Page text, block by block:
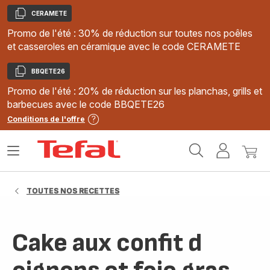
Copier
CERAMETE
Promo de l'été : 30% de réduction sur toutes nos poêles
et casseroles en céramique avec le code CERAMETE
Copier
BBQETE26
Promo de l'été : 20% de réduction sur les planchas, grills et
barbecues avec le code BBQETE26
Conditions de l'offre
MonMon
Ouvrir
TOUTES NOS RECETTES
Cake aux confit d